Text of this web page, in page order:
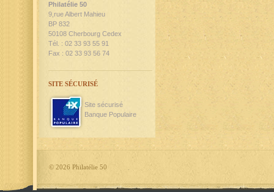
Philatélie 50
9,rue Albert Mahieu
BP 832
50108 Cherbourg Cedex
Tél. : 02 33 93 55 91
Fax : 02 33 93 56 74
SITE SÉCURISÉ
Site sécurisé
Banque Populaire
© 2026 Philatélie 50